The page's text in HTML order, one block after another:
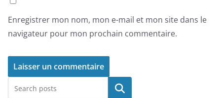
Enregistrer mon nom, mon e-mail et mon site dans le
navigateur pour mon prochain commentaire.
Rechercher